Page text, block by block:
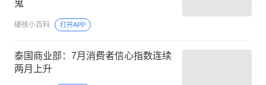
鬼
硬核小百科 打开APP
泰国商业部：7月消费者信心指数连续
两月上升